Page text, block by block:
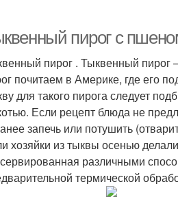
пирог с
пирог . Тыквенный пирог
почитаем в Америке, где его
для такого пирога следует
Если рецепт блюда не
запечь или потушить
хозяйки из тыквы осенью
различными
термической